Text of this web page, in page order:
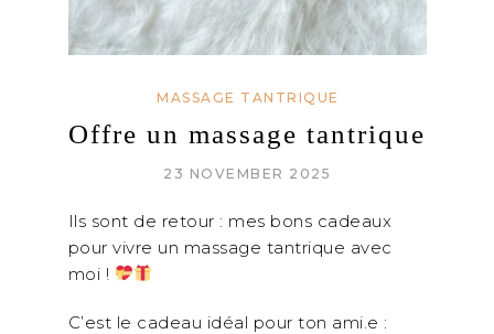
MASSAGE TANTRIQUE
Offre un massage tantrique
23 NOVEMBER 2025
Ils sont de retour : mes bons cadeaux
pour vivre un massage tantrique avec
moi !
C’est le cadeau idéal pour ton ami.e :